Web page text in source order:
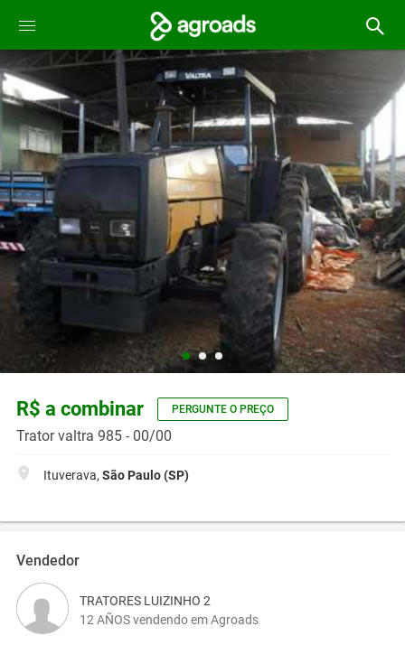
R$ a combinar PERGUNTE O PREÇO
Trator valtra 985 - 00/00
Ituverava, São Paulo (SP)
Vendedor
TRATORES LUIZINHO 2
12 AÑOS vendendo em Agroads